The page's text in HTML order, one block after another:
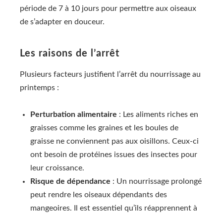
période de 7 à 10 jours pour permettre aux oiseaux
de s’adapter en douceur.
Les raisons de l’arrêt
Plusieurs facteurs justifient l’arrêt du nourrissage au
printemps :
Perturbation alimentaire : Les aliments riches en
graisses comme les graines et les boules de
graisse ne conviennent pas aux oisillons. Ceux-ci
ont besoin de protéines issues des insectes pour
leur croissance.
Risque de dépendance : Un nourrissage prolongé
peut rendre les oiseaux dépendants des
mangeoires. Il est essentiel qu’ils réapprennent à